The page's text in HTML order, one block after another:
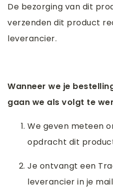
De bezorging van dit
verzenden dit product
leverancier.
Wanneer we je
gaan we als volgt te
We geven meteen
opdracht dit
Je ontvangt een
leverancier in je mail